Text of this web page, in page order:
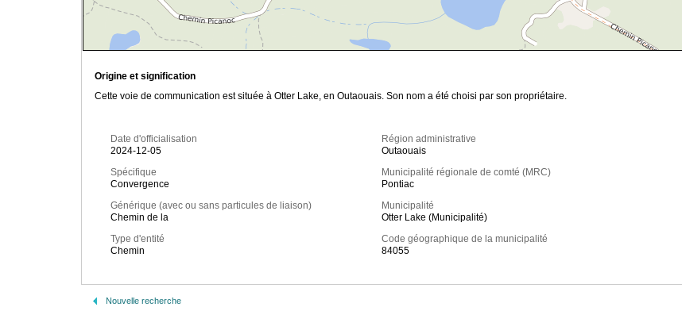
Origine et signification
Cette voie de communication est située à Otter Lake, en Outaouais. Son nom a été choisi par son propriétaire.
Date d'officialisation
2024-12-05
Spécifique
Convergence
Générique (avec ou sans particules de liaison)
Chemin de la
Type d'entité
Chemin
Région administrative
Outaouais
Municipalité régionale de comté (MRC)
Pontiac
Municipalité
Otter Lake (Municipalité)
Code géographique de la municipalité
84055
Nouvelle recherche